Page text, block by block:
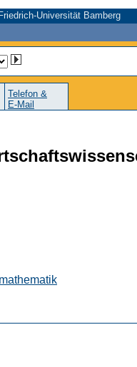
Universität Bamberg
Telefon &
E-Mail